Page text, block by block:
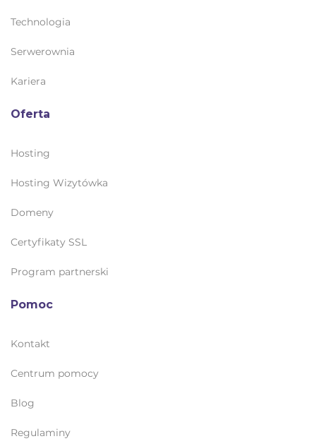
Technologia
Serwerownia
Kariera
Oferta
Hosting
Hosting Wizytówka
Domeny
Certyfikaty SSL
Program partnerski
Pomoc
Kontakt
Centrum pomocy
Blog
Regulaminy